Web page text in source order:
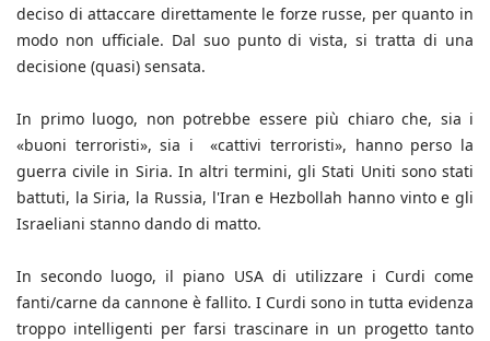
deciso di attaccare direttamente le forze russe, per quanto in
modo non ufficiale. Dal suo punto di vista, si tratta di una
decisione (quasi) sensata.
In primo luogo, non potrebbe essere più chiaro che, sia i
«buoni terroristi», sia i «cattivi terroristi», hanno perso la
guerra civile in Siria. In altri termini, gli Stati Uniti sono stati
battuti, la Siria, la Russia, l'Iran e Hezbollah hanno vinto e gli
Israeliani stanno dando di matto.
In secondo luogo, il piano USA di utilizzare i Curdi come
fanti/carne da cannone è fallito. I Curdi sono in tutta evidenza
troppo intelligenti per farsi trascinare in un progetto tanto